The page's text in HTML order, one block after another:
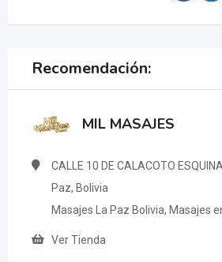
Recomendación:
MIL MASAJES
CALLE 10 DE CALACOTO
Paz, Bolivia
Masajes La Paz Bolivia, Masajes
Ver Tienda